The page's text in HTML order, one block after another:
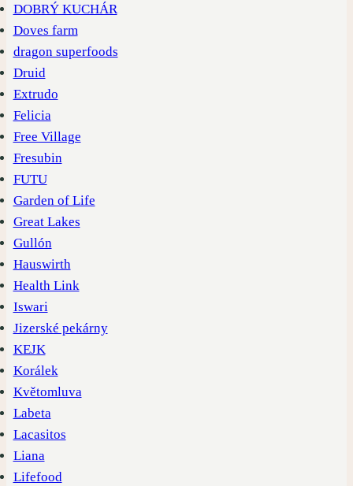
DOBRÝ KUCHÁR
Doves farm
dragon superfoods
Druid
Extrudo
Felicia
Free Village
Fresubin
FUTU
Garden of Life
Great Lakes
Gullón
Hauswirth
Health Link
Iswari
Jizerské pekárny
KEJK
Korálek
Květomluva
Labeta
Lacasitos
Liana
Lifefood